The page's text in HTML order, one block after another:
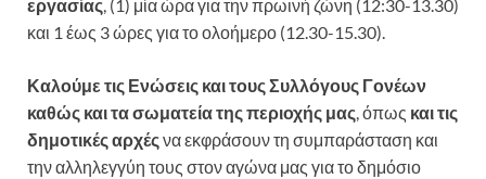
εργασίας, (1) μία ώρα για την πρωινή ζώνη (12:30-13.30)
και 1 έως 3 ώρες για το ολοήμερο (12.30-15.30).
Καλούμε τις Ενώσεις και τους Συλλόγους Γονέων
καθώς και τα σωματεία της περιοχής μας, όπως και τις
δημοτικές αρχέςνα εκφράσουν τη συμπαράσταση και
την αλληλεγγύη τους στον αγώνα μας για το δημόσιο